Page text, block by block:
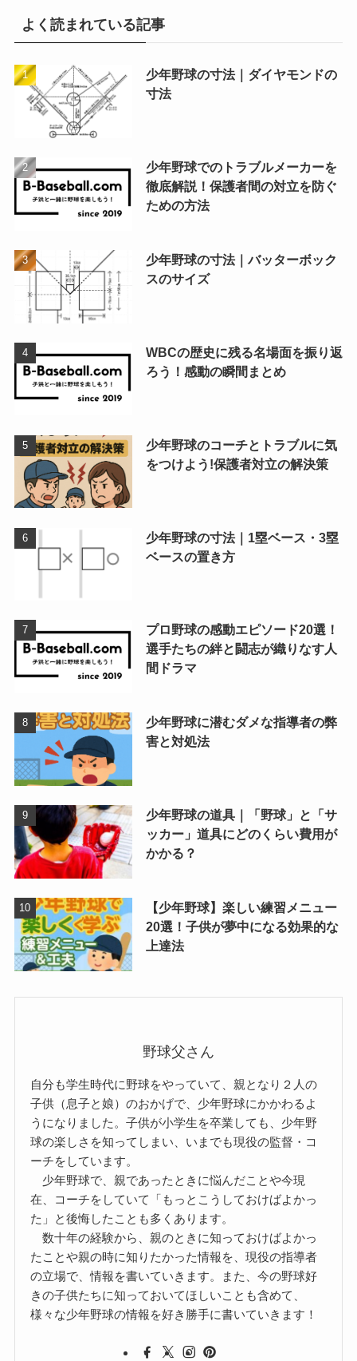
よく読まれている記事
少年野球の寸法｜ダイヤモンドの
寸法
少年野球でのトラブルメーカーを
徹底解説！保護者間の対立を防ぐ
ための方法
少年野球の寸法｜バッターボック
スのサイズ
WBCの歴史に残る名場面を振り返
ろう！感動の瞬間まとめ
少年野球のコーチとトラブルに気
をつけよう!保護者対立の解決策
少年野球の寸法｜1塁ベース・3塁
ベースの置き方
プロ野球の感動エピソード20選！
選手たちの絆と闘志が織りなす人
間ドラマ
少年野球に潜むダメな指導者の弊
害と対処法
少年野球の道具｜「野球」と「サ
ッカー」道具にどのくらい費用が
かかる？
【少年野球】楽しい練習メニュー
20選！子供が夢中になる効果的な
上達法
野球父さん
自分も学生時代に野球をやっていて、親となり２人の
子供（息子と娘）のおかげで、少年野球にかかわるよ
うになりました。子供が小学生を卒業しても、少年野
球の楽しさを知ってしまい、いまでも現役の監督・コ
ーチをしています。
少年野球で、親であったときに悩んだことや今現
在、コーチをしていて「もっとこうしておけばよかっ
た」と後悔したことも多くあります。
数十年の経験から、親のときに知っておけばよかっ
たことや親の時に知りたかった情報を、現役の指導者
の立場で、情報を書いていきます。また、今の野球好
きの子供たちに知っておいてほしいことも含めて、
様々な少年野球の情報を好き勝手に書いていきます！